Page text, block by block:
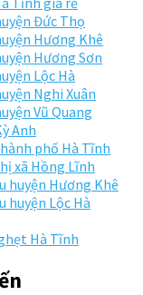
Đức Thọ
Hương Khê
Hương Sơn
Lộc Hà
Nghi Xuân
Vũ Quang
Anh
phố Hà Tĩnh
xã Hồng Lĩnh
huyện Hương Khê
huyện Lộc Hà
Hà Tĩnh